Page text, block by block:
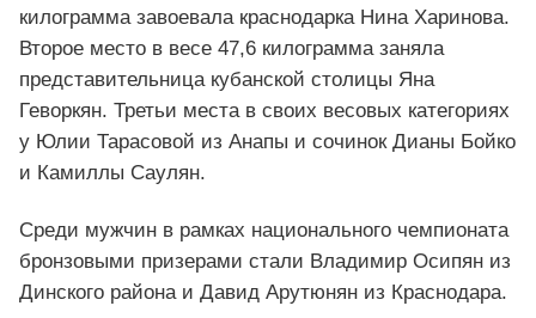
килограмма завоевала краснодарка Нина Харинова.
Второе место в весе 47,6 килограмма заняла
представительница кубанской столицы Яна
Геворкян. Третьи места в своих весовых категориях
у Юлии Тарасовой из Анапы и сочинок Дианы Бойко
и Камиллы Саулян.
Среди мужчин в рамках национального чемпионата
бронзовыми призерами стали Владимир Осипян из
Динского района и Давид Арутюнян из Краснодара.